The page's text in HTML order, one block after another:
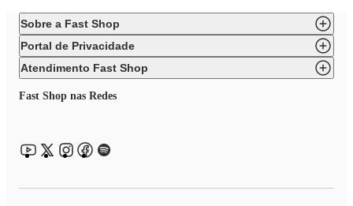
indústria de utensílios de confeitaria.
Sobre a Fast Shop
Portal de Privacidade
Atendimento Fast Shop
Fast Shop nas Redes